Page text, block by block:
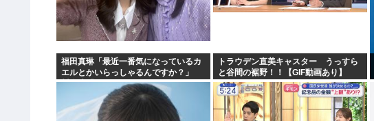
福田真琳「最近一番気になっているカ
エルとかいらっしゃるんですか？」
川名凜「それがいるんですよ」
トラウデン直美キャスター うっすら
と谷間の裾野！！【GIF動画あり】